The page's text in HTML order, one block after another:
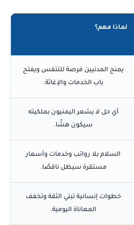
لماذا مهم؟
يمنح المدنيين فرصة للتنفس ويفتح
باب الخدمات والإغاثة.
أي حل لا يشعر اليمنيون بملكيته
سيكون هشًا.
السلام بلا رواتب وخدمات وأسعار
مستقرة سيظل ناقصًا.
خطوات إنسانية تبني الثقة وتخفف
المعاناة اليومية.